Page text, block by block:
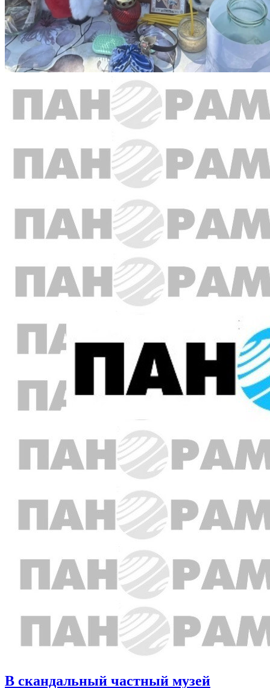
В скандальный частный музей